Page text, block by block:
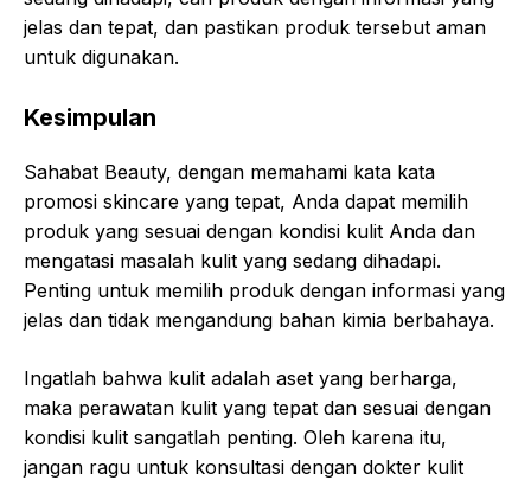
jelas dan tepat, dan pastikan produk tersebut aman
untuk digunakan.
Kesimpulan
Sahabat Beauty, dengan memahami kata kata
promosi skincare yang tepat, Anda dapat memilih
produk yang sesuai dengan kondisi kulit Anda dan
mengatasi masalah kulit yang sedang dihadapi.
Penting untuk memilih produk dengan informasi yang
jelas dan tidak mengandung bahan kimia berbahaya.
Ingatlah bahwa kulit adalah aset yang berharga,
maka perawatan kulit yang tepat dan sesuai dengan
kondisi kulit sangatlah penting. Oleh karena itu,
jangan ragu untuk konsultasi dengan dokter kulit